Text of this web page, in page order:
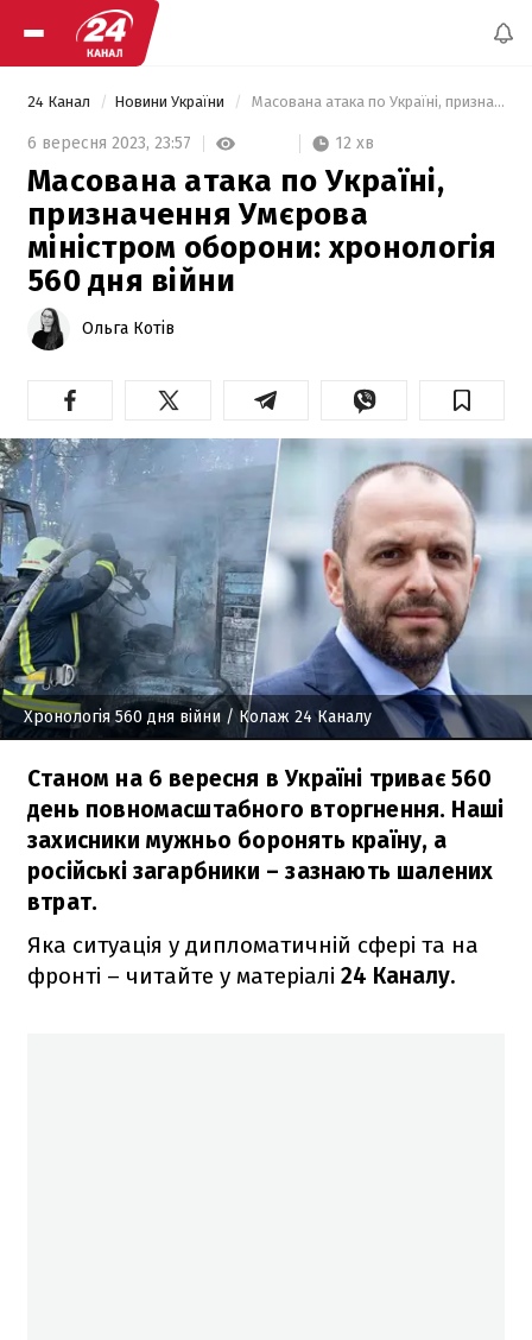
24 Канал Новини України Масована атака по Україні, призначення Умєрова міністром оборони: хронологія 560 дня війни
6 вересня 2023, 23:57 12 хв
Масована атака по Україні,
призначення Умєрова
міністром оборони: хронологія
560 дня війни
Ольга Котів
Хронологія 560 дня війни / Колаж 24 Каналу
Станом на 6 вересня в Україні триває 560
день повномасштабного вторгнення. Наші
захисники мужньо боронять країну, а
російські загарбники – зазнають шалених
втрат.
Яка ситуація у дипломатичній сфері та на
фронті – читайте у матеріалі 24 Каналу.